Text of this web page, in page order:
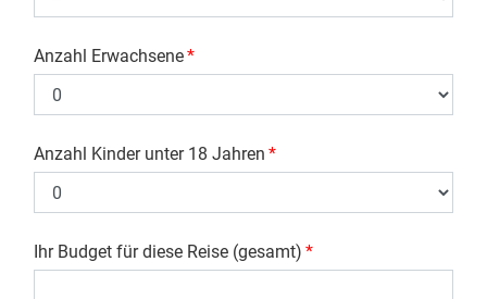
Anzahl Erwachsene*
Anzahl Kinder unter 18 Jahren *
Ihr Budget für diese Reise (gesamt) *